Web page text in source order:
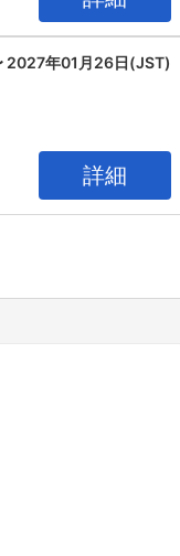
2027年01月26日(JST)
詳細